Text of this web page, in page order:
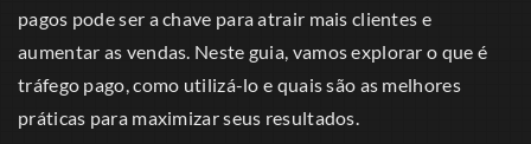
pagos pode ser a chave para atrair mais clientes e
aumentar as vendas. Neste guia, vamos explorar o que é
tráfego pago, como utilizá-lo e quais são as melhores
práticas para maximizar seus resultados.